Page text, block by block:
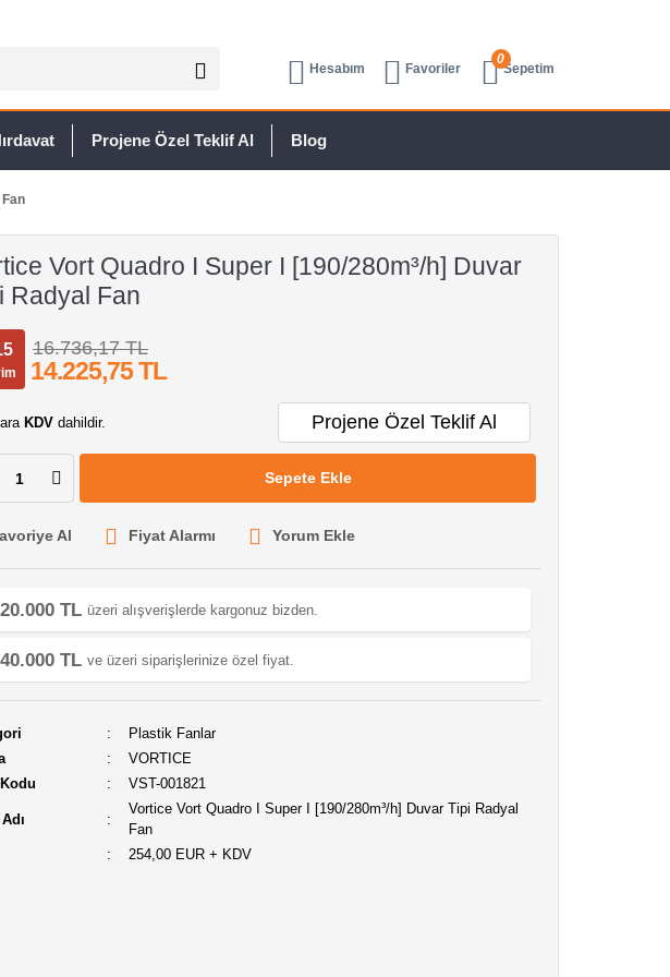
Hesabım Favoriler
0
Sepetim
Projene Özel Teklif Al Blog
Vort Quadro I Super I [190/280m³/h] Duvar
Radyal Fan
16.736,17 TL
14.225,75 TL
KDV dahildir. Projene Özel Teklif Al
Sepete Ekle
Fiyat Alarmı Yorum Ekle
20.000 TL üzeri alışverişlerde kargonuz bizden.
40.000 TL ve üzeri siparişlerinize özel fiyat.
Plastik Fanlar
VORTICE
VST-001821
Vortice Vort Quadro I Super I [190/280m³/h] Duvar Tipi Radyal
Fan
254,00 EUR + KDV